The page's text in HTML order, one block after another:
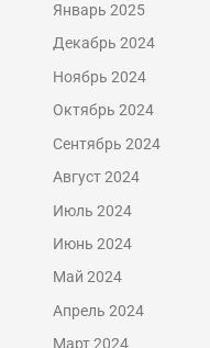
Январь 2025
Декабрь 2024
Ноябрь 2024
Октябрь 2024
Сентябрь 2024
Август 2024
Июль 2024
Июнь 2024
Май 2024
Апрель 2024
Март 2024